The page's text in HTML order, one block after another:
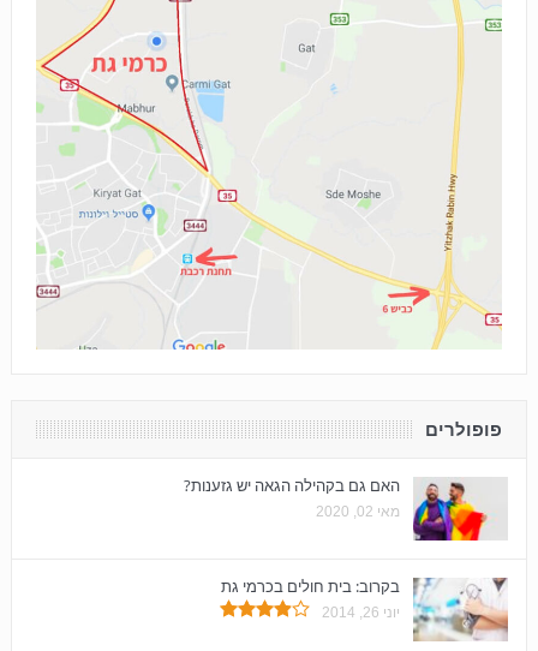
פופולרים
האם גם בקהילה הגאה יש גזענות?
מאי 02, 2020
בקרוב: בית חולים בכרמי גת
יוני 26, 2014